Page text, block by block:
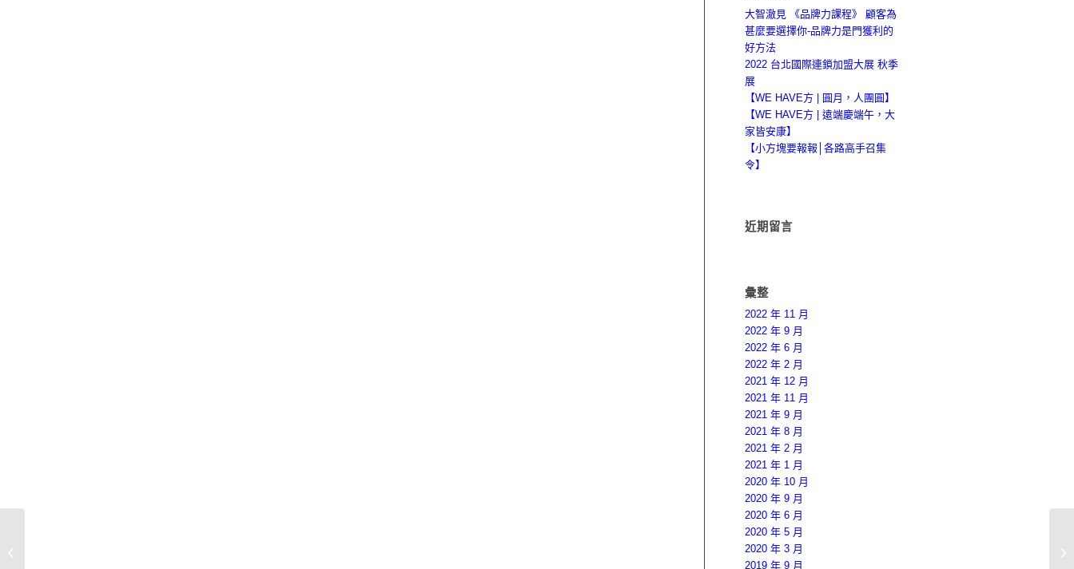
大智澈見 《品牌力課程》 顧客為
甚麼要選擇你-品牌力是門獲利的
好方法
2022 台北國際連鎖加盟大展 秋季
展
【WE HAVE方 | 圓月，人團圓】
【WE HAVE方 | 遠端慶端午，大
家皆安康】
【小方塊要報報│各路高手召集
令】
近期留言
彙整
2022 年 11 月
2022 年 9 月
2022 年 6 月
2022 年 2 月
2021 年 12 月
2021 年 11 月
2021 年 9 月
2021 年 8 月
2021 年 2 月
2021 年 1 月
2020 年 10 月
2020 年 9 月
2020 年 6 月
2020 年 5 月
2020 年 3 月
2019 年 9 月